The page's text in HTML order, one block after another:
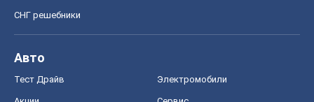
СНГ решебники
Авто
Тест Драйв Электромобили